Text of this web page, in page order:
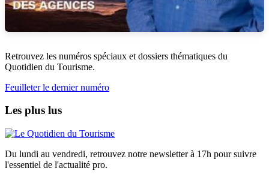
Retrouvez les numéros spéciaux et dossiers thématiques du
Quotidien du Tourisme.
Feuilleter le dernier numéro
Les plus lus
Du lundi au vendredi, retrouvez notre newsletter à 17h pour suivre
l'essentiel de l'actualité pro.